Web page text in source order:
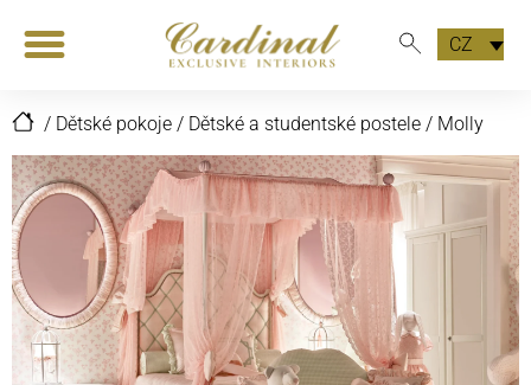
CZ
/ Dětské pokoje / Dětské a studentské postele / Molly